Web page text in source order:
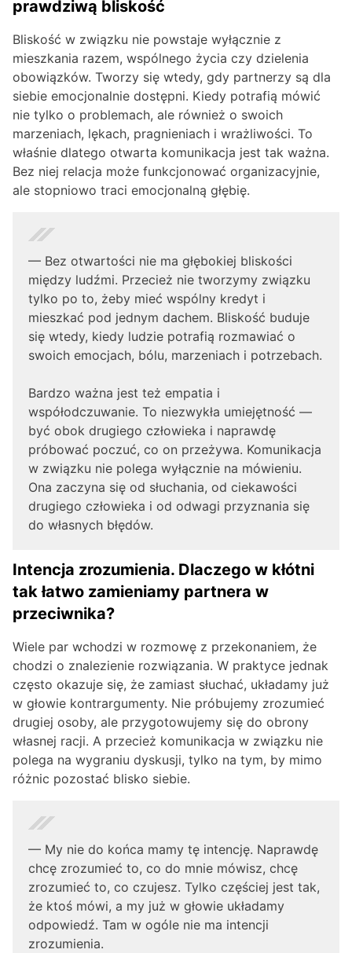
prawdziwą bliskość
Bliskość w związku nie powstaje wyłącznie z
mieszkania razem, wspólnego życia czy dzielenia
obowiązków. Tworzy się wtedy, gdy partnerzy są dla
siebie emocjonalnie dostępni. Kiedy potrafią mówić
nie tylko o problemach, ale również o swoich
marzeniach, lękach, pragnieniach i wrażliwości. To
właśnie dlatego otwarta komunikacja jest tak ważna.
Bez niej relacja może funkcjonować organizacyjnie,
ale stopniowo traci emocjonalną głębię.
— Bez otwartości nie ma głębokiej bliskości
między ludźmi. Przecież nie tworzymy związku
tylko po to, żeby mieć wspólny kredyt i
mieszkać pod jednym dachem. Bliskość buduje
się wtedy, kiedy ludzie potrafią rozmawiać o
swoich emocjach, bólu, marzeniach i potrzebach.
Bardzo ważna jest też empatia i
współodczuwanie. To niezwykła umiejętność —
być obok drugiego człowieka i naprawdę
próbować poczuć, co on przeżywa. Komunikacja
w związku nie polega wyłącznie na mówieniu.
Ona zaczyna się od słuchania, od ciekawości
drugiego człowieka i od odwagi przyznania się
do własnych błędów.
Intencja zrozumienia. Dlaczego w kłótni
tak łatwo zamieniamy partnera w
przeciwnika?
Wiele par wchodzi w rozmowę z przekonaniem, że
chodzi o znalezienie rozwiązania. W praktyce jednak
często okazuje się, że zamiast słuchać, układamy już
w głowie kontrargumenty. Nie próbujemy zrozumieć
drugiej osoby, ale przygotowujemy się do obrony
własnej racji. A przecież komunikacja w związku nie
polega na wygraniu dyskusji, tylko na tym, by mimo
różnic pozostać blisko siebie.
— My nie do końca mamy tę intencję. Naprawdę
chcę zrozumieć to, co do mnie mówisz, chcę
zrozumieć to, co czujesz. Tylko częściej jest tak,
że ktoś mówi, a my już w głowie układamy
odpowiedź. Tam w ogóle nie ma intencji
zrozumienia.